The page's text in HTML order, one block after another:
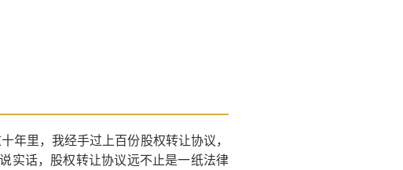
年里，我经手过上百份股权转让协议，
实话，股权转让协议远不止是一纸法律